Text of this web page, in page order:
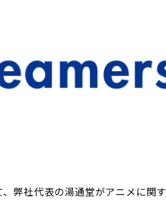
弊社代表の湯通堂がアニメに関